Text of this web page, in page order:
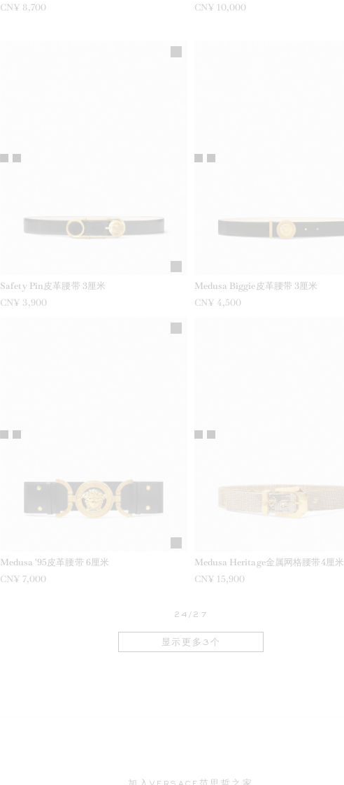
CN¥ 8,700
CN¥ 10,000
Safety Pin皮革腰带 3厘米
CN¥ 3,900
Medusa Biggie皮革腰带 3厘米
CN¥ 4,500
Medusa '95皮革腰带 6厘米
CN¥ 7,000
Medusa Heritage金属网格腰带4厘米
CN¥ 15,900
24/27
显示更多3个